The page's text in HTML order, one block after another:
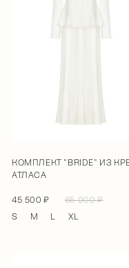
КОМПЛЕКТ "BRIDE" ИЗ
АТЛАСА
45 500 ₽
65 000 ₽
S
M L XL